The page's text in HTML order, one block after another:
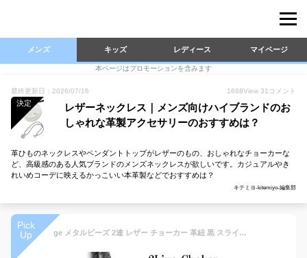
メンズ キッズ レディース マイページ
本ページはプロモーションを含みます
最終更新日：2026/07/16 1688View 31 コメント
決定
レザーネックレス｜メンズ向けハイブランドのお
しゃれな革製アクセサリーのおすすめは？
革ひものネックレスやペンダントトップがレザーのもの、おしゃれなチョーカーな
ど、高級感のある人気ブランドのメンズネックレスが欲しいです。カジュアルやき
れいめコーデに映えるかっこいい本革製などでおすすめは？
キテミヨ-kitemiyo-編集部
Pick
Up
ge メタルビーズ 2連 レザー チョーカー 革紐 黒 スライドロック式[幅6mm 長さ45cm 50cm]メンズ ステンレス 編み込み ブラック ネックレス 人気 パンク ロック 革 皮 紐 ひも バイカーズ 首輪